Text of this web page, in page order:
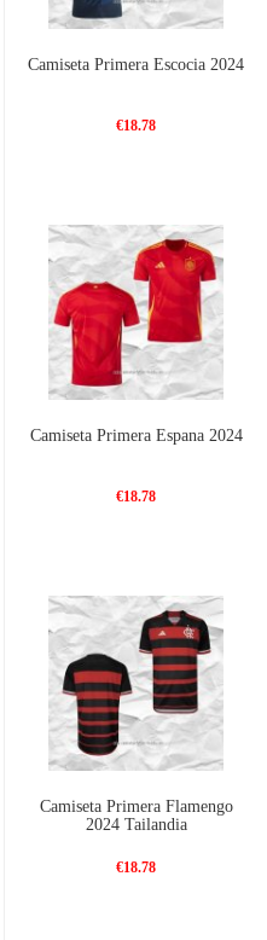
Camiseta Primera Escocia 2024
€18.78
Camiseta Primera Espana 2024
€18.78
Camiseta Primera Flamengo
2024 Tailandia
€18.78